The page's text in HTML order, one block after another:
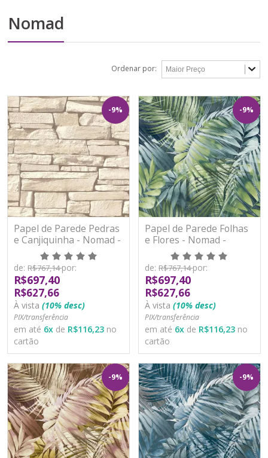
Nomad
Ordenar por:
-9%
Papel de Parede Pedras
e Canjiquinha - Nomad -
115403 - Vinílico
de: R$767,14por:
R$697,40
R$627,66
À vista (10% desc)
PIX/transferência
em até 6x de R$116,23 no
cartão
-9%
Papel de Parede Folhas
e Flores - Nomad -
170702 - Vinílico
de: R$767,14por:
R$697,40
R$627,66
À vista (10% desc)
PIX/transferência
em até 6x de R$116,23 no
cartão
-9% -9%